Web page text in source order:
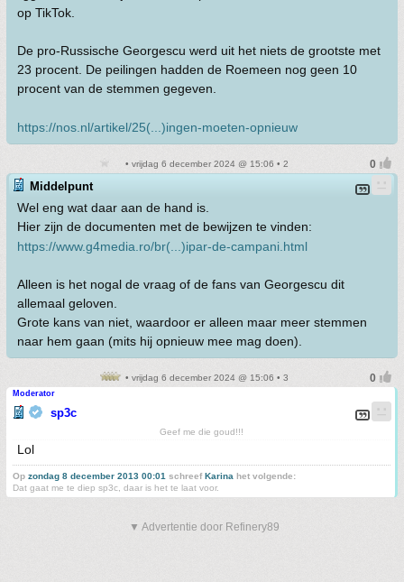
op TikTok.
De pro-Russische Georgescu werd uit het niets de grootste met
23 procent. De peilingen hadden de Roemeen nog geen 10
procent van de stemmen gegeven.
https://nos.nl/artikel/25(...)ingen-moeten-opnieuw
• vrijdag 6 december 2024 @ 15:06 • 2
Middelpunt
Wel eng wat daar aan de hand is.
Hier zijn de documenten met de bewijzen te vinden:
https://www.g4media.ro/br(...)ipar-de-campani.html
Alleen is het nogal de vraag of de fans van Georgescu dit
allemaal geloven.
Grote kans van niet, waardoor er alleen maar meer stemmen
naar hem gaan (mits hij opnieuw mee mag doen).
• vrijdag 6 december 2024 @ 15:06 • 3
Moderator
sp3c
Geef me die goud!!!
Lol
Op zondag 8 december 2013 00:01 schreefKarina het volgende:
Dat gaat me te diep sp3c, daar is het te laat voor.
▼ Advertentie door Refinery89